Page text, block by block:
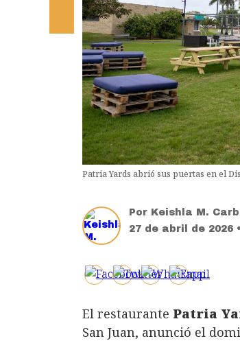
Patria Yards abrió sus puertas en el
Por Keishla M.
27 de abril de 2026
El restaurante Patria
San Juan, anunció el